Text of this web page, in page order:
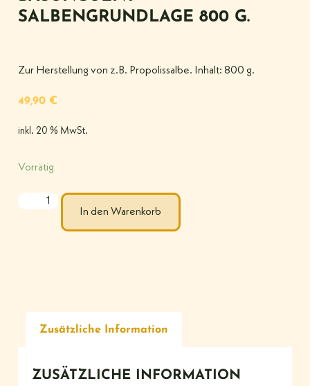
SALBENGRUNDLAGE 800 G.
Zur Herstellung von z.B. Propolissalbe. Inhalt: 800 g.
49,90 €
inkl. 20 % MwSt.
Vorrätig
In den Warenkorb
Zusätzliche Information
ZUSÄTZLICHE INFORMATION